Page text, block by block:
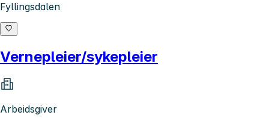
Fyllingsdalen
Vernepleier/sykepleier
Arbeidsgiver